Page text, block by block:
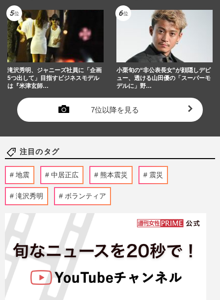
滝沢秀明、ジャニーズ社員に「企画
5つ出して」目指すビジネスモデル
は『米津玄師…
小栗旬の“非公表長女”が顔隠しデビ
ュー、透ける山田優の「スーパーモ
デルに」野…
7位以降を見る
注目のタグ
地震 中居正広 熊本震災 震災
滝沢秀明 ボランティア